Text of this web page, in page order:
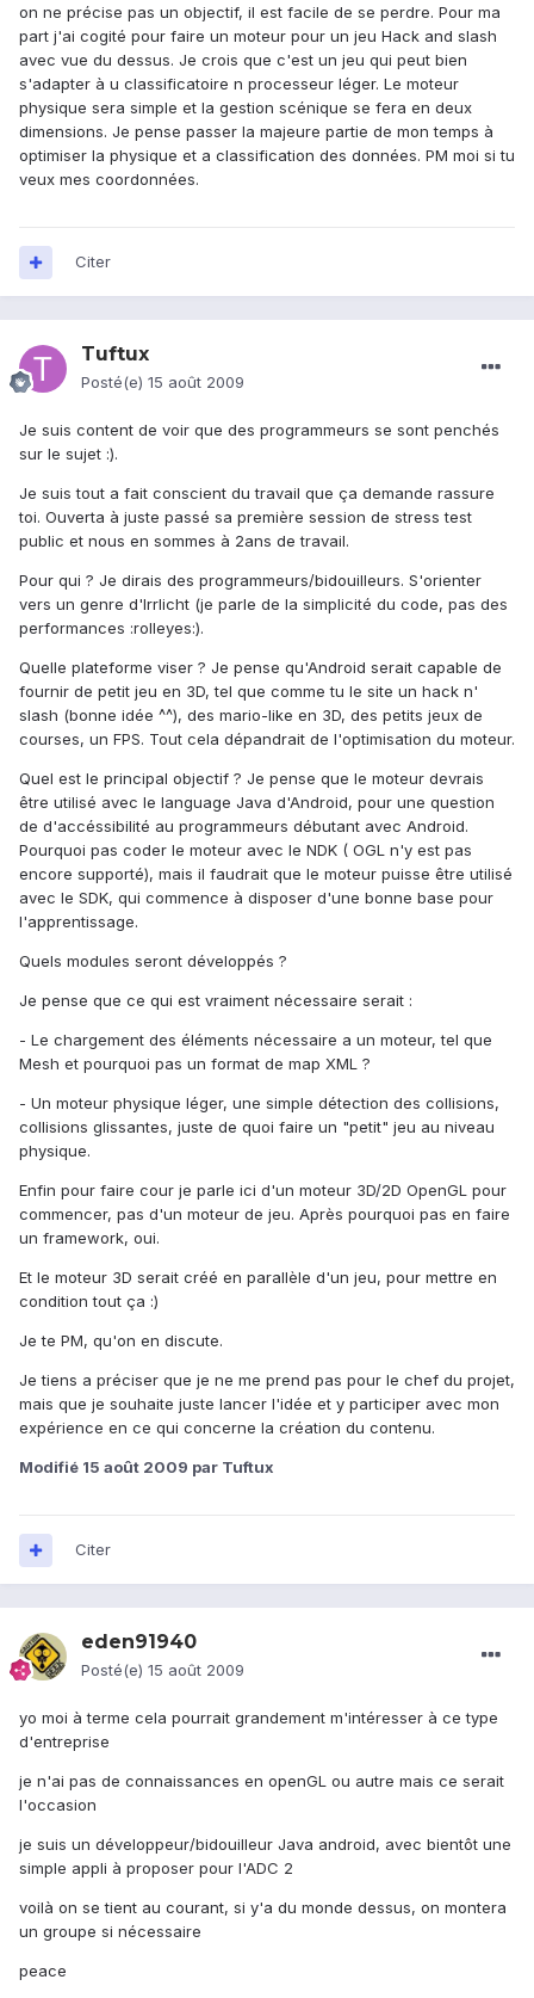
on ne précise pas un objectif, il est facile de se perdre. Pour ma
part j'ai cogité pour faire un moteur pour un jeu Hack and slash
avec vue du dessus. Je crois que c'est un jeu qui peut bien
s'adapter à u classificatoire n processeur léger. Le moteur
physique sera simple et la gestion scénique se fera en deux
dimensions. Je pense passer la majeure partie de mon temps à
optimiser la physique et a classification des données. PM moi si tu
veux mes coordonnées.
Citer
Tuftux
Posté(e) 15 août 2009
Je suis content de voir que des programmeurs se sont penchés
sur le sujet :).
Je suis tout a fait conscient du travail que ça demande rassure
toi. Ouverta à juste passé sa première session de stress test
public et nous en sommes à 2ans de travail.
Pour qui ? Je dirais des programmeurs/bidouilleurs. S'orienter
vers un genre d'Irrlicht (je parle de la simplicité du code, pas des
performances :rolleyes:).
Quelle plateforme viser ? Je pense qu'Android serait capable de
fournir de petit jeu en 3D, tel que comme tu le site un hack n'
slash (bonne idée ^^), des mario-like en 3D, des petits jeux de
courses, un FPS. Tout cela dépandrait de l'optimisation du moteur.
Quel est le principal objectif ? Je pense que le moteur devrais
être utilisé avec le language Java d'Android, pour une question
de d'accéssibilité au programmeurs débutant avec Android.
Pourquoi pas coder le moteur avec le NDK ( OGL n'y est pas
encore supporté), mais il faudrait que le moteur puisse être utilisé
avec le SDK, qui commence à disposer d'une bonne base pour
l'apprentissage.
Quels modules seront développés ?
Je pense que ce qui est vraiment nécessaire serait :
- Le chargement des éléments nécessaire a un moteur, tel que
Mesh et pourquoi pas un format de map XML ?
- Un moteur physique léger, une simple détection des collisions,
collisions glissantes, juste de quoi faire un "petit" jeu au niveau
physique.
Enfin pour faire cour je parle ici d'un moteur 3D/2D OpenGL pour
commencer, pas d'un moteur de jeu. Après pourquoi pas en faire
un framework, oui.
Et le moteur 3D serait créé en parallèle d'un jeu, pour mettre en
condition tout ça :)
Je te PM, qu'on en discute.
Je tiens a préciser que je ne me prend pas pour le chef du projet,
mais que je souhaite juste lancer l'idée et y participer avec mon
expérience en ce qui concerne la création du contenu.
Modifié 15 août 2009 par Tuftux
Citer
eden91940
Posté(e) 15 août 2009
yo moi à terme cela pourrait grandement m'intéresser à ce type
d'entreprise
je n'ai pas de connaissances en openGL ou autre mais ce serait
l'occasion
je suis un développeur/bidouilleur Java android, avec bientôt une
simple appli à proposer pour l'ADC 2
voilà on se tient au courant, si y'a du monde dessus, on montera
un groupe si nécessaire
peace